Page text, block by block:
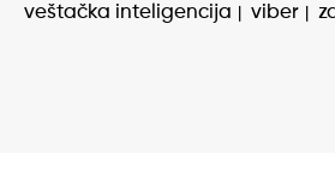
veštačka inteligencija
viber